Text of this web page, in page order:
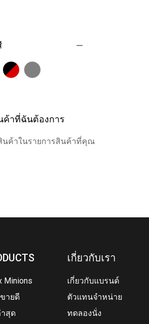
ค้าที่ฉันต้องการ
ค้าในรายการสินค้าที่คุณ
Minions
ายดี
สุด
เกี่ยวกับเรา
เกี่ยวกับแบรนด์
ตัวแทนจำหน่าย
ทดลองนั่ง